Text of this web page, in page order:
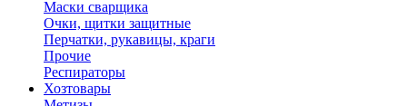
Маски сварщика
Очки, щитки защитные
Перчатки, рукавицы, краги
Прочие
Респираторы
Хозтовары